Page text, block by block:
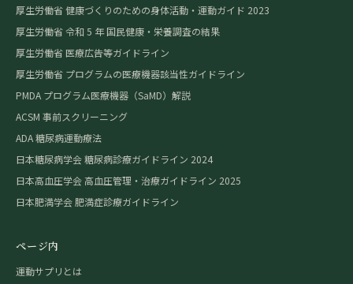
厚生労働省 健康づくりのための身体活動・運動ガイド 2023
厚生労働省 令和 5 年 国民健康・栄養調査の結果
厚生労働省 医療広告等ガイドライン
厚生労働省 プログラムの医療機器該当性ガイドライン
PMDA プログラム医療機器（SaMD）解説
ACSM 事前スクリーニング
ADA 糖尿病運動療法
日本糖尿病学会 糖尿病診療ガイドライン 2024
日本高血圧学会 高血圧管理・治療ガイドライン 2025
日本肥満学会 肥満症診療ガイドライン
ページ内
運動サプリとは